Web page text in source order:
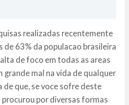
realizadas recentemente
de 63% da populacao brasileira
de foco em todas as areas
grande mal na vida de qualquer
de que, se voce sofre deste
por diversas formas